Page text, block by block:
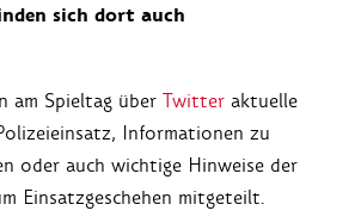
sich dort auch
am Spieltag über Twitter aktuelle
Informationen zu
oder auch wichtige Hinweise der
Einsatzgeschehen mitgeteilt.